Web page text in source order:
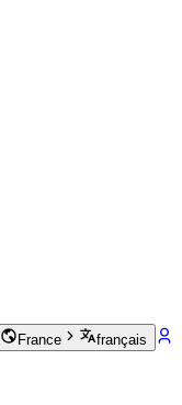
France français